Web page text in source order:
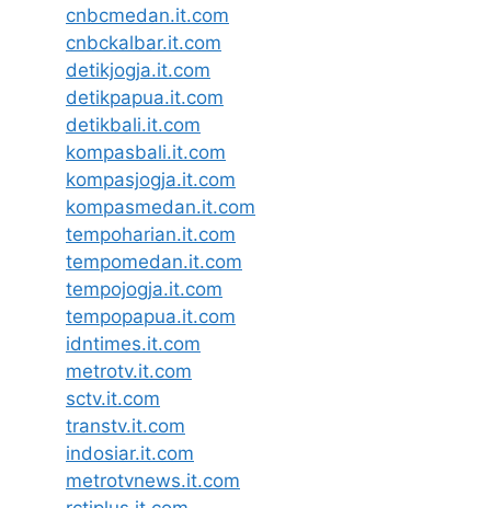
cnbcmedan.it.com
cnbckalbar.it.com
detikjogja.it.com
detikpapua.it.com
detikbali.it.com
kompasbali.it.com
kompasjogja.it.com
kompasmedan.it.com
tempoharian.it.com
tempomedan.it.com
tempojogja.it.com
tempopapua.it.com
idntimes.it.com
metrotv.it.com
sctv.it.com
transtv.it.com
indosiar.it.com
metrotvnews.it.com